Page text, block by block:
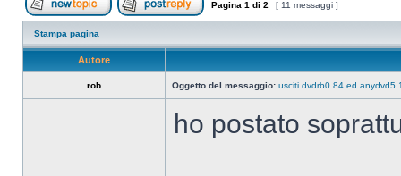
Apri un nuovo argomentoRispondi all’argomento
Pagina 1 di 2 [ 11 messaggi ]
Stampa pagina
Autore
rob Oggetto del messaggio: usciti dvdrb0.84 ed
ho postato